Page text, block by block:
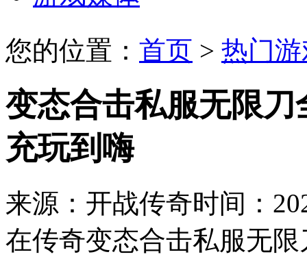
您的位置： 首页 > 热门
变态合击私服无限
充玩到嗨
来源：开战传奇时间：
在传奇变态合击私服无